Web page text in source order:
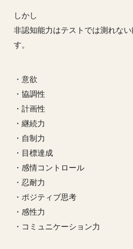
しかし
非認知能力はテストでは測れな
す。
・意欲
・協調性
・計画性
・継続力
・自制力
・目標達成
・感情コントロール
・忍耐力
・ポジティブ思考
・感性力
・コミュニケーション力